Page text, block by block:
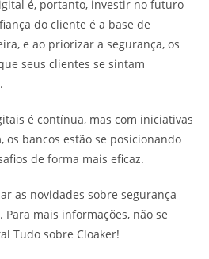
é, portanto, investir no futuro
do cliente é a base de
e ao priorizar a segurança, os
seus clientes se sintam
é contínua, mas com iniciativas
, os bancos estão se posicionando
de forma mais eficaz.
as novidades sobre segurança
mais informações, não se
Tudo sobre Cloaker!